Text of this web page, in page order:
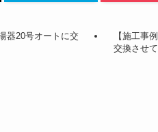
器20号オートに交
【施工事
交換させ